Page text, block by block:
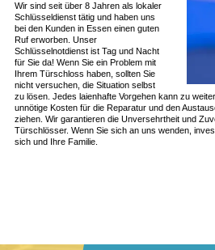
Wir sind seit über 8 Jahren als lokaler
Schlüsseldienst tätig und haben uns
bei den Kunden in Essen einen guten
Ruf erworben. Unser
Schlüsselnotdienst ist Tag und Nacht
für Sie da! Wenn Sie ein Problem mit
Ihrem Türschloss haben, sollten Sie
nicht versuchen, die Situation selbst
zu lösen. Jedes laienhafte Vorgehen kann zu
unnötige Kosten für die Reparatur und den
ziehen. Wir garantieren die Unversehrtheit und
Türschlösser. Wenn Sie sich an uns wenden,
sich und Ihre Familie.